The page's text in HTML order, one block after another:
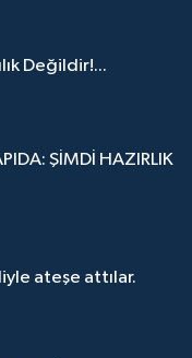
Değildir!...
ŞİMDİ HAZIRLIK
ateşe attılar.